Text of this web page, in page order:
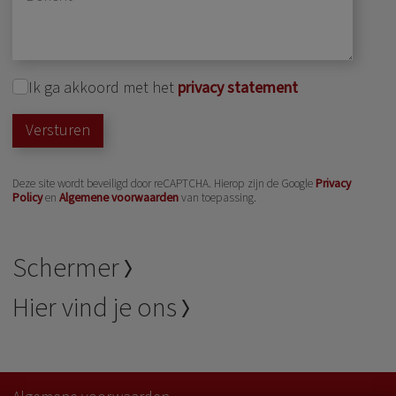
Ik ga akkoord met het privacy statement
Versturen
Deze site wordt beveiligd door reCAPTCHA. Hierop zijn de Google Privacy
Policyen Algemene voorwaardenvan toepassing.
Schermer
Hier vind je ons